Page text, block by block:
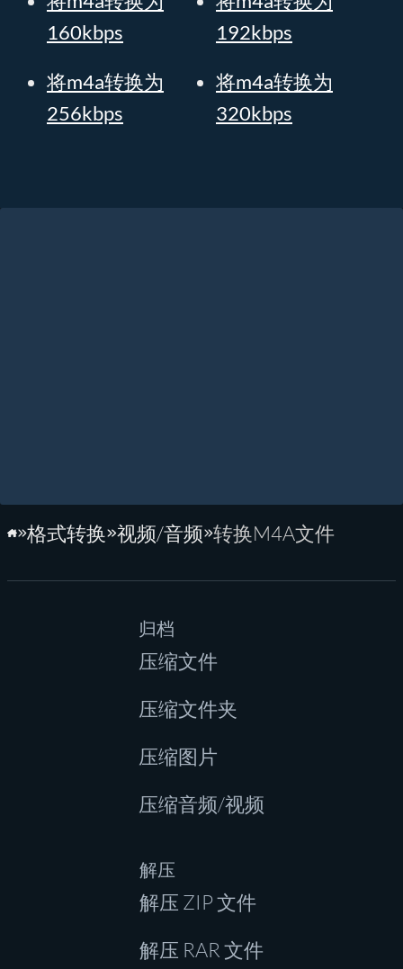
160kbps
192kbps
将m4a转换为
256kbps
将m4a转换为
320kbps
主页
格式转换 视频/音频 转换M4A文件
归档
压缩文件
压缩文件夹
压缩图片
压缩音频/视频
解压
解压 ZIP 文件
解压 RAR 文件